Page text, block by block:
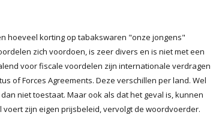
hoeveel korting op tabakswaren "onze jongens"
zich voordoen, is zeer divers en is niet met een
voor fiscale voordelen zijn internationale verdragen
of Forces Agreements. Deze verschillen per land. Wel
niet toestaat. Maar ook als dat het geval is, kunnen
zijn eigen prijsbeleid, vervolgt de woordvoerder.